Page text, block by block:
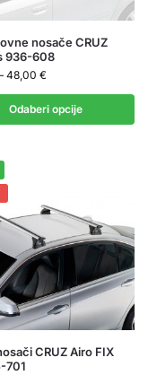
nosače CRUZ
936-608
48,00 €
Odaberi opcije
CRUZ Airo FIX
701